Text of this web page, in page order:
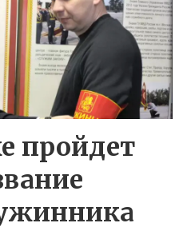
пройдет